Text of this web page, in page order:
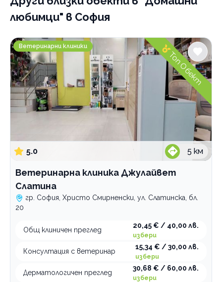
любимци" в София
Ветеринарна клиника Джулайвет Слатина
Ветеринарни клиники
5.0 5 км
Ветеринарна клиника Джулайвет
Слатина
гр. София, Христо Смирненски, ул. Слатинска, бл.
20
Общ клиничен преглед
20,45 € / 40,00 лв.
избери
Консултация с ветеринар
15,34 € / 30,00 лв.
избери
Дерматологичен преглед
30,68 € / 60,00 лв.
избери
Топ Обект